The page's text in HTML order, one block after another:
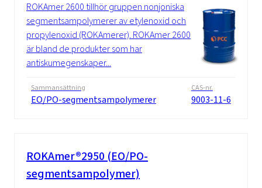
ROKAmer 2600 tillhör gruppen nonjoniska
segmentsampolymerer av etylenoxid och
propylenoxid (ROKAmerer). ROKAmer 2600
är bland de produkter som har
antiskumegenskaper...
Sammansättning
EO/PO-segmentsampolymerer
CAS-nr.
9003-11-6
ROKAmer®2950 (EO/PO-
segmentsampolymer)